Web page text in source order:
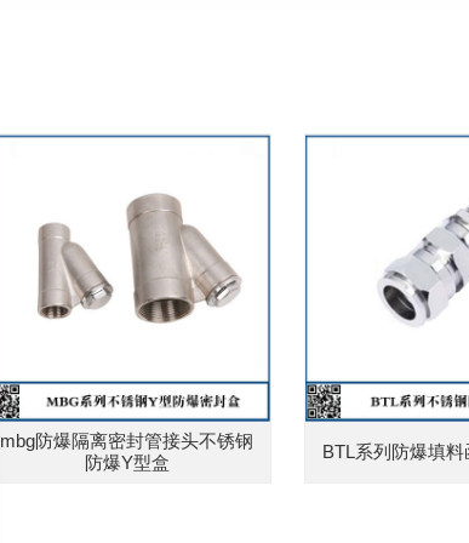
mbg防爆隔离密封管接头不锈钢
防爆Y型盒
BTL系列防爆填